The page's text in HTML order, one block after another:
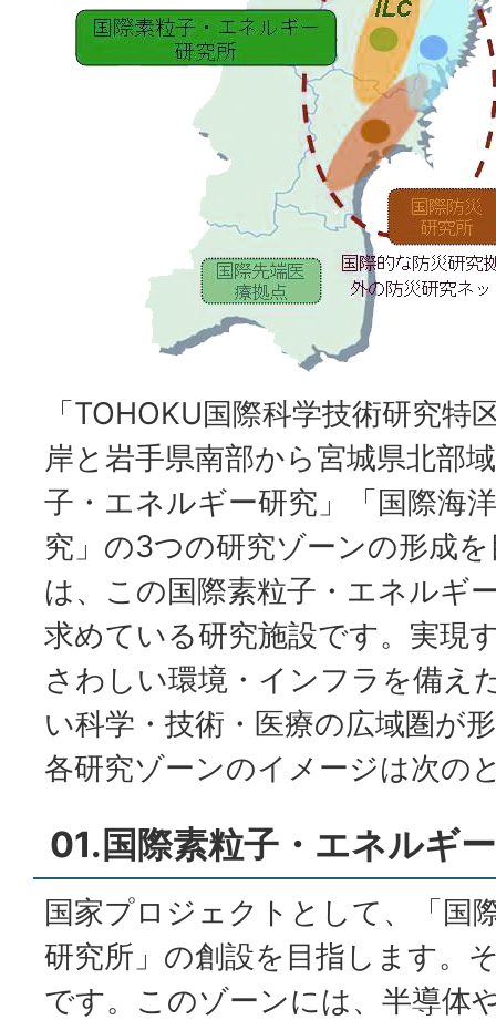
「TOHOKU国際科学技術研究特
岸と岩手県南部から宮城県北部
子・エネルギー研究」「国際海
究」の3つの研究ゾーンの形成
は、この国際素粒子・エネルギ
求めている研究施設です。実現
さわしい環境・インフラを備え
い科学・技術・医療の広域圏が
各研究ゾーンのイメージは次の
01.国際素粒子・エネルギ
国家プロジェクトとして、「国
研究所」の創設を目指します。
です。このゾーンには、半導体